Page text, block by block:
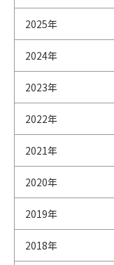
2025年
2024年
2023年
2022年
2021年
2020年
2019年
2018年